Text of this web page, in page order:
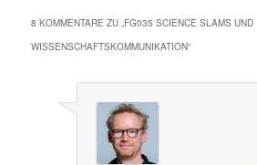
8 KOMMENTARE ZU „FG035 SCIENCE SLAMS UND
WISSENSCHAFTSKOMMUNIKATION“